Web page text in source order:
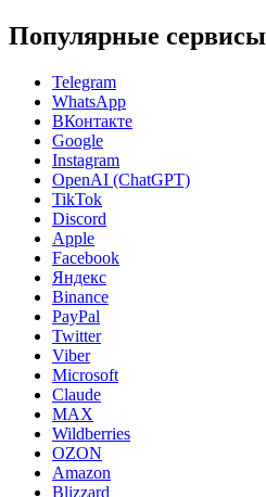
Популярные сервисы
Telegram
WhatsApp
ВКонтакте
Google
Instagram
OpenAI (ChatGPT)
TikTok
Discord
Apple
Facebook
Яндекс
Binance
PayPal
Twitter
Viber
Microsoft
Claude
MAX
Wildberries
OZON
Amazon
Blizzard